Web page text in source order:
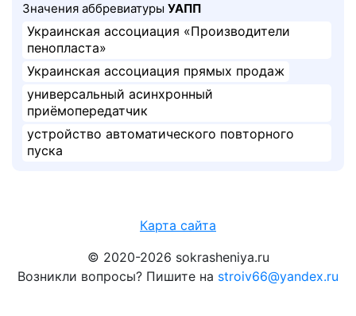
Значения аббревиатуры УАПП
Украинская ассоциация «Производители
пенопласта»
Украинская ассоциация прямых продаж
универсальный асинхронный
приёмопередатчик
устройство автоматического повторного
пуска
Карта сайта
© 2020-2026 sokrasheniya.ru
Возникли вопросы? Пишите на stroiv66@yandex.ru